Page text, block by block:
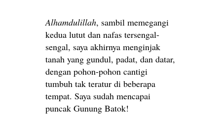
Alhamdulillah, sambil memegangi
kedua lutut dan nafas tersengal-
sengal, saya akhirnya menginjak
tanah yang gundul, padat, dan datar,
dengan pohon-pohon cantigi
tumbuh tak teratur di beberapa
tempat. Saya sudah mencapai
puncak Gunung Batok!